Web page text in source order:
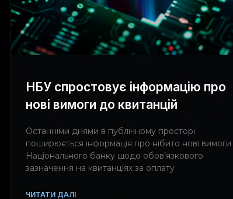
НБУ спростовує інформацію про
нові вимоги до квитанцій
Останніми днями в публічному просторі
поширюється інформація про нібито нові вимоги
Національного банку щодо обов’язкового
зазначення на квитанціях за оплату
ЧИТАТИ ДАЛІ